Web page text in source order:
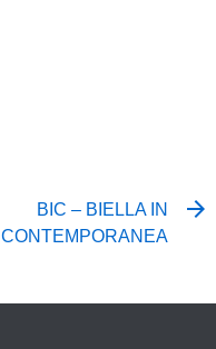
BIC – BIELLA IN
CONTEMPORANEA